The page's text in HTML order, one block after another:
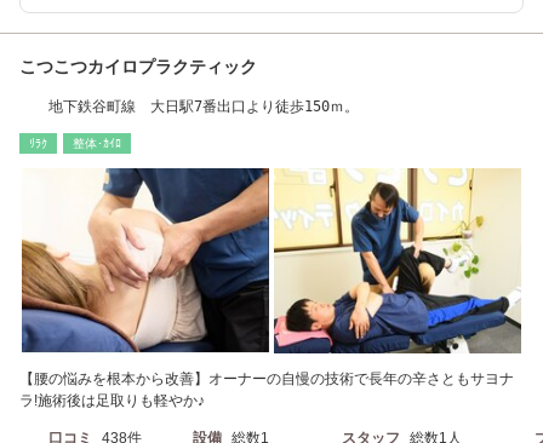
こつこつカイロプラクティック
地下鉄谷町線 大日駅7番出口より徒歩150ｍ。
ﾘﾗｸ 整体･ｶｲﾛ
【腰の悩みを根本から改善】オーナーの自慢の技術で長年の辛さともサヨナ
ラ!施術後は足取りも軽やか♪
口コミ 438件 設備 総数1 スタッフ 総数1人